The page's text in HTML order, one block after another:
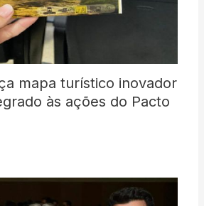
mapa turístico inovador
às ações do Pacto